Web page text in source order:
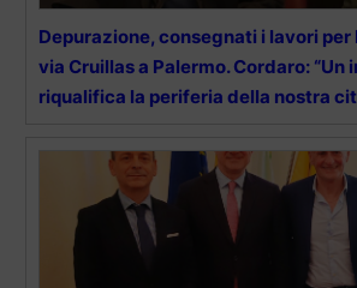
Depurazione, consegnati i lavori
via Cruillas a Palermo. Cordaro: “Un
riqualifica la periferia della nostra